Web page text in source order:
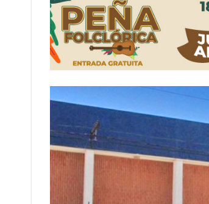
Sueño albiceleste: la